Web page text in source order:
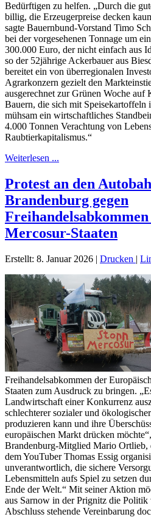
Bedürftigen zu helfen. „Durch die
billig, die Erzeugerpreise decken
sagte Bauernbund-Vorstand Timo
bei der vorgesehenen Tonnage um
300.000 Euro, der nicht einfach aus
so der 52jährige Ackerbauer aus
bereitet ein von überregionalen
Agrarkonzern gezielt den
ausgerechnet zur Grünen Woche auf
Bauern, die sich mit Speisekartoffeln
mühsam ein wirtschaftliches
4.000 Tonnen Verachtung von
Raubtierkapitalismus.“
Weiterlesen ...
Protest an den
Brandenburg gegen
Mercosur-Staaten
Erstellt: 8. Januar 2026 | Drucken |
Freihandelsabkommen der
Staaten zum Ausdruck zu bringen.
Landwirtschaft einer Konkurrenz
schlechterer sozialer und
produzieren kann und ihre
europäischen Markt drücken
Brandenburg-Mitglied Mario Ortlieb,
dem YouTuber Thomas Essig
unverantwortlich, die sichere
Lebensmitteln aufs Spiel zu setzen
Ende der Welt.“ Mit seiner Aktion
aus Sarnow in der Prignitz die
Abschluss stehende Vereinbarung